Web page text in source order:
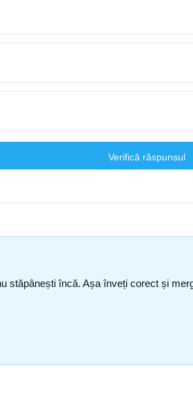
Verifică răspunsul
stăpânești încă. Așa înveți corect și